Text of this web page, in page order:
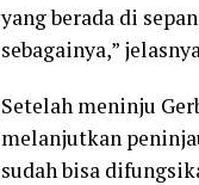
yang berada di
sebagainya,”
Setelah meninju
melanjutkan
sudah bisa